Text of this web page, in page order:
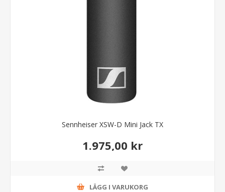
Sennheiser XSW-D Mini Jack TX
1.975,00 kr
LÄGG I VARUKORG